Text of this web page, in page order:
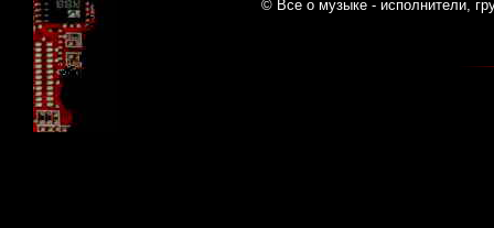
© Все о музыке - исполнители,